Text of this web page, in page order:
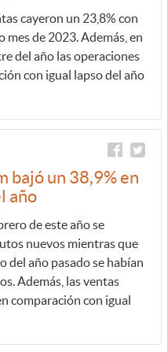
cayeron un 23,8% con
mes de 2023. Además, en
del año las operaciones
con igual lapso del año
bajó un 38,9% en
año
de este año se
nuevos mientras que
del año pasado se habían
Además, las ventas
comparación con igual